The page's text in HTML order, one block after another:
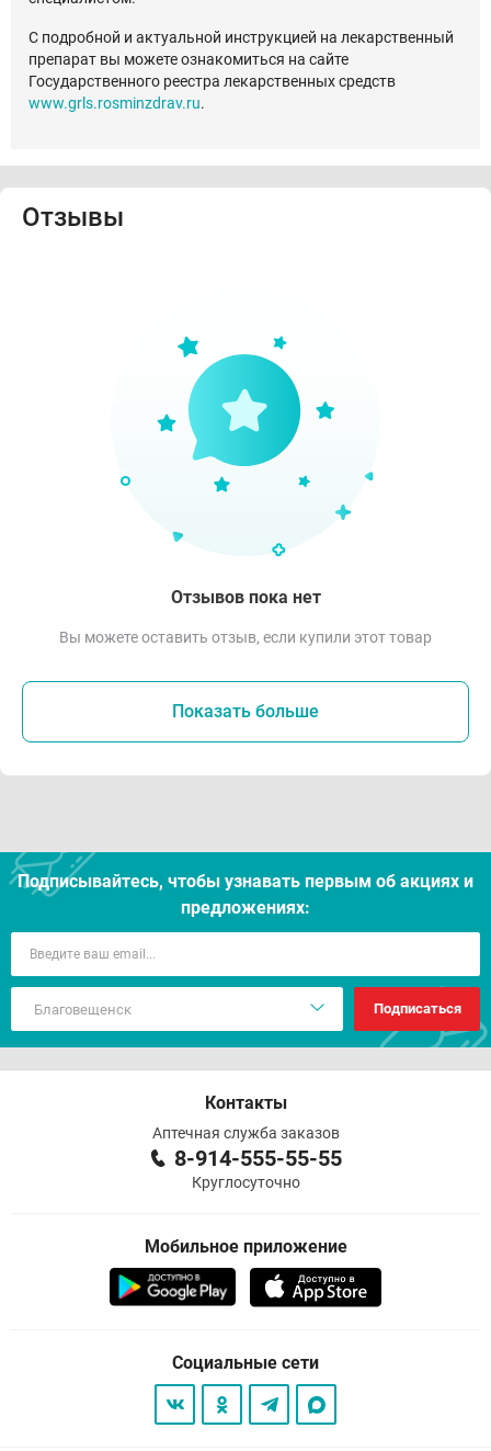
С подробной и актуальной инструкцией на лекарственный
препарат вы можете ознакомиться на сайте
Государственного реестра лекарственных средств
www.grls.rosminzdrav.ru.
Отзывы
Отзывов пока нет
Вы можете оставить отзыв, если купили этот товар
Показать больше
Подписывайтесь, чтобы узнавать первым об акцияx и
предложениях:
Подписаться
Контакты
Аптечная служба заказов
8-914-555-55-55
Круглосуточно
Мобильное приложение
Социальные сети